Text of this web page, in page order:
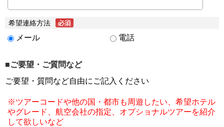
希望連絡方法
メール 電話
■ご要望・ご質問など
ご要望・質問など自由にご記入ください
※ツアーコードや他の国・都市も周遊したい、希望ホテル
やグレード、航空会社の指定、オプショナルツアーを紹介
して欲しいなど